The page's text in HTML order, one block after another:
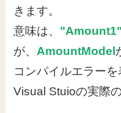
きます。
意味は、 "Amount1"
が、 AmountModel
コンパイルエラーを
Visual Stuioの実際